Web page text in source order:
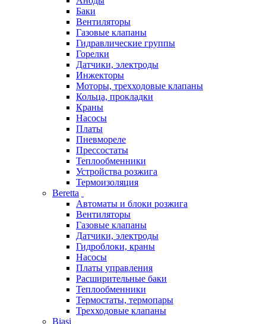
Баки
Вентиляторы
Газовые клапаны
Гидравлические группы
Горелки
Датчики, электроды
Инжекторы
Моторы, трехходовые клапаны
Кольца, прокладки
Краны
Насосы
Платы
Пневмореле
Прессостаты
Теплообменники
Устройства розжига
Термоизоляция
Beretta
Автоматы и блоки розжига
Вентиляторы
Газовые клапаны
Датчики, электроды
Гидроблоки, краны
Насосы
Платы управления
Расширительные баки
Теплообменники
Термостаты, термопары
Трехходовые клапаны
Biasi